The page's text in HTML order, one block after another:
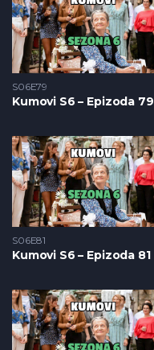
S06E79
Kumovi S6 – Epizoda 79
S06E81
Kumovi S6 – Epizoda 81